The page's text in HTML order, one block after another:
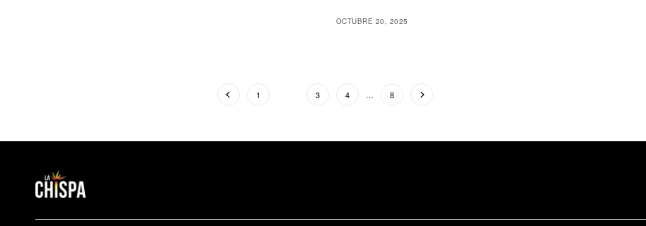
OCTUBRE 20, 2025
1 3 4 … 8